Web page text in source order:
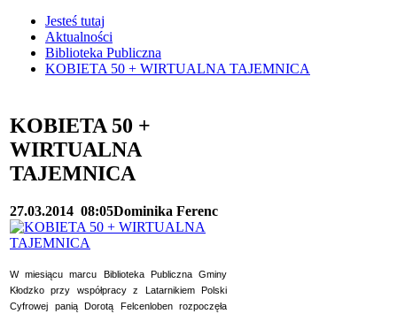
Jesteś tutaj
Aktualności
Biblioteka Publiczna
KOBIETA 50 + WIRTUALNA TAJEMNICA
KOBIETA 50 +
WIRTUALNA
TAJEMNICA
27.03.2014 08:05Dominika Ferenc
W miesiącu marcu Biblioteka Publiczna Gminy
Kłodzko przy współpracy z Latarnikiem Polski
Cyfrowej panią Dorotą Felcenloben rozpoczęła